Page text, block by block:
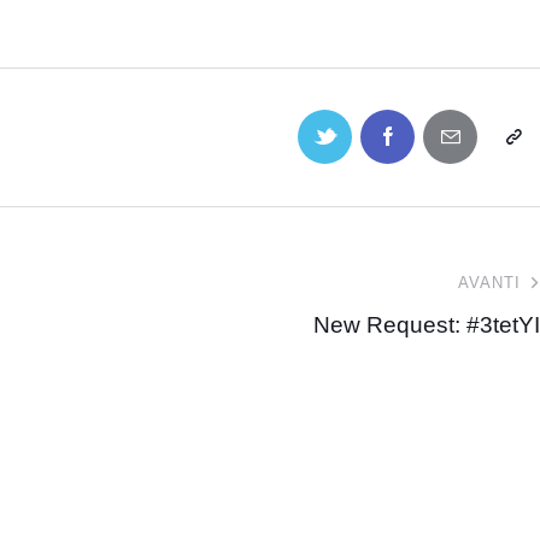
AVANTI
New Request: #3tetYI